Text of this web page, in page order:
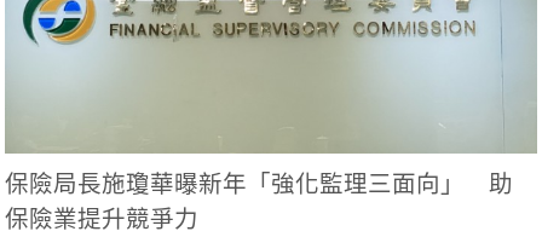
保險局長施瓊華曝新年「強化監理三面向」 助
保險業提升競爭力